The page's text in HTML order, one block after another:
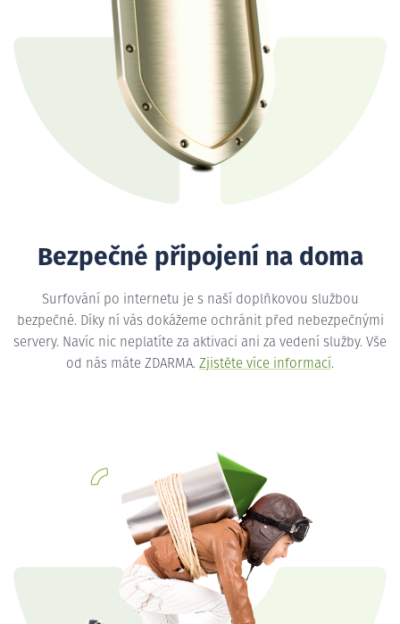
Bezpečné připojení na doma
Surfování po internetu je s naší doplňkovou službou
bezpečné. Díky ní vás dokážeme ochránit před nebezpečnými
servery. Navíc nic neplatíte za aktivaci ani za vedení služby. Vše
od nás máte ZDARMA. Zjistěte více informací.